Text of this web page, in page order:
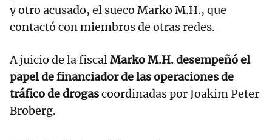
y otro acusado, el sueco Marko M.H., que
contactó con miembros de otras redes.
A juicio de la fiscalMarko M.H. desempeñó el
papel de financiador de las operaciones de
tráfico de drogascoordinadas por Joakim Peter
Broberg.